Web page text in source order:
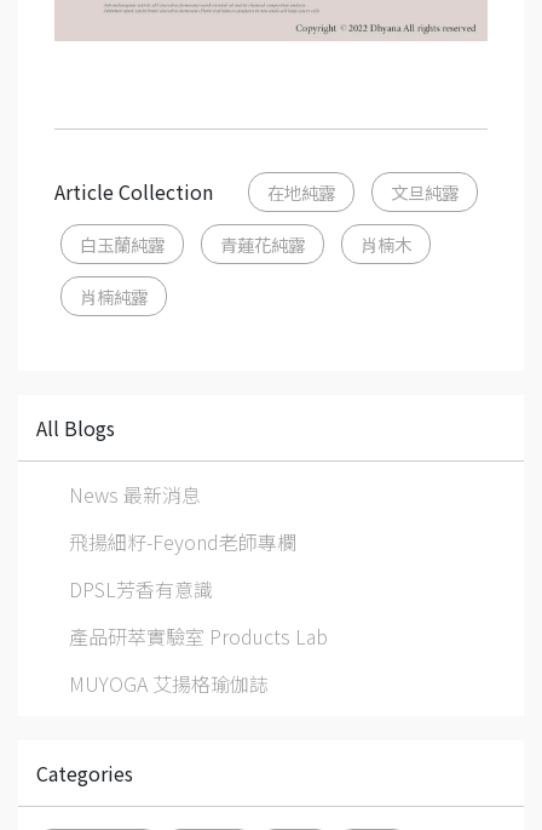
Article Collection 在地純露 文旦純露
白玉蘭純露 青蓮花純露 肖楠木
肖楠純露
All Blogs
News 最新消息
飛揚細籽-Feyond老師專欄
DPSL芳香有意識
產品研萃實驗室 Products Lab
MUYOGA 艾揚格瑜伽誌
Categories